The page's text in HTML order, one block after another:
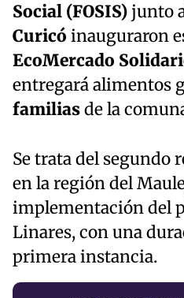
Social (FOSIS) junto
Curicó inauguraron
EcoMercado
entregará alimentos
familiasde la
Se trata del segundo
en la región del
implementación del
Linares, con una
primera instancia.